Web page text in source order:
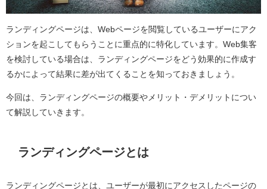
ランディングページは、Webページを閲覧しているユーザーにアク
ションを起こしてもらうことに重点的に特化しています。Web集客
を検討している場合は、ランディングページをどう効果的に作成す
るかによって結果に差が出てくることを知っておきましょう。
今回は、ランディングページの概要やメリット・デメリットについ
て解説していきます。
ランディングページとは
ランディングページとは、ユーザーが最初にアクセスしたページの